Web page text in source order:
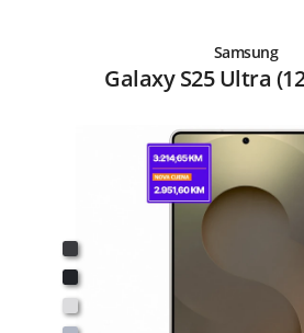
Samsung
Galaxy S25 Ultra